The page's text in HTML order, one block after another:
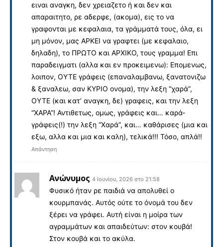
ειναι αναγκη, δεν χρειαζετο ή και δεν και
απαραιτητο, ρε αδερφε, (ακομα), εις το να
γραφονται με κεφαλαια, τα γράμματά τους, όλα, ει
μη μόνον, μας ΑΡΚΕΙ να γραφτει (με κεφαλαιο,
δηλαδη), το ΠΡΩΤΟ και ΑΡΧΙΚΟ, τους γραμμα! Επι
παραδειγματι (αλλα και εν προκειμενω): Επομενως,
λοιπον, ΟΥΤΕ γράφεις (επαναλαμβανω, ξανατονιζω
& ξαναλεω, σαν ΚΥΡΙΟ ονομα), την λεξη “χαρά”,
ΟΥΤΕ (και κατ’ αναγκη, δε) γραφεις, και την λεξη
“ΧΑΡΑ”! Αντιθετως, ομως, γράφεις και… καρά-
γράφεις(!) την λεξη “Χαρά”, και… καθάρισες (μια και
εξω, αλλα και μια και καλη), τελικά!!! Τόσο, απλά!!
Απάντηση
Ανώνυμος 4 Ιουνίου, 2026 στο 21:58
Φυσικό ήταν ρε παιδιά να απολυθεί ο
κουρμπανάς. Αυτός ούτε το όνομά του δεν
ξέρει να γράφει. Αυτή είναι η μοίρα των
αγραμμάτων και απαιδεύτων: στον κουβά!
Στον κουβά και το ακύλα.